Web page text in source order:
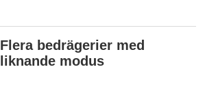
Flera bedrägerier med
liknande modus